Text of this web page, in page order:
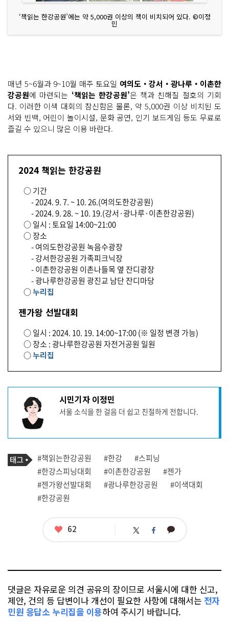
‘책읽는 한강공원’에는 약 5,000권 이상의 책이 비치되어 있다. ©이정
민
매년 5~6월과 9~10월 매주 토요일 여의도‧강서‧광나루‧이촌한
강공원에 마련되는 ‘책읽는 한강공원’은 책과 친해질 절호의 기회
다. 이러한 이색 대회의 참신함은 물론, 약 5,000권 이상 비치된 도
서와 빈백, 어린이 놀이시설, 문화 공연, 인기 보드게임 등도 무료로
즐길 수 있으니 많은 이용 바란다.
2024 책읽는 한강공원
○ 기간
- 2024. 9. 7. ~ 10. 26.(여의도한강공원)
- 2024. 9. 28. ~ 10. 19.(강서·광나루·이촌한강공원)
○ 일시 : 토요일 14:00~21:00
○ 장소
- 여의도한강공원 녹음수광장
- 강서한강공원 가족피크닉장
- 이촌한강공원 이촌나들목 옆 잔디광장
- 광나루한강공원 광진교 남단 잔디마당
○누리집
젠가왕 선발대회
○ 일시 : 2024. 10. 19. 14:00~17:00 (※ 일정 변경 가능)
○ 장소 : 광나루한강공원 자전거공원 일원
○누리집
프
필
시민기자 이정민
서울 소식을 한 걸음 더 쉽고 친절하게 전합니다.
기
사
관
련
태
그
태
그
#책읽는한강공원 #한강
#스피닝
#한강스피닝대회
#이촌한강공원
#젠가
#젠가왕선발대회
#광나루한강공원
#이색대회
#한강공원
좋
62 트 페 카
댓글은 자유로운 의견 공유의 장이므로 서울시에 대한 신고,
제안, 건의 등 답변이나 개선이 필요한 사항에 대해서는 전자
민원 응답소 누리집을 이용하여 주시기 바랍니다.